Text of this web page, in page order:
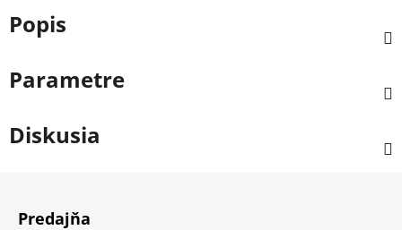
Popis
Parametre
Diskusia
Predajňa